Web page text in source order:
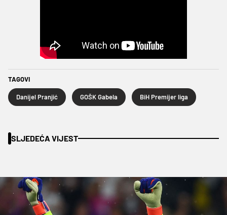
TAGOVI
Danijel Pranjić GOŠK Gabela BiH Premijer liga
SLJEDEĆA VIJEST